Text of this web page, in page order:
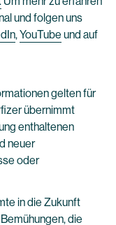
und folgen uns
,YouTube und auf
gelten für
übernimmt
enthaltenen
neuer
oder
in die Zukunft
die